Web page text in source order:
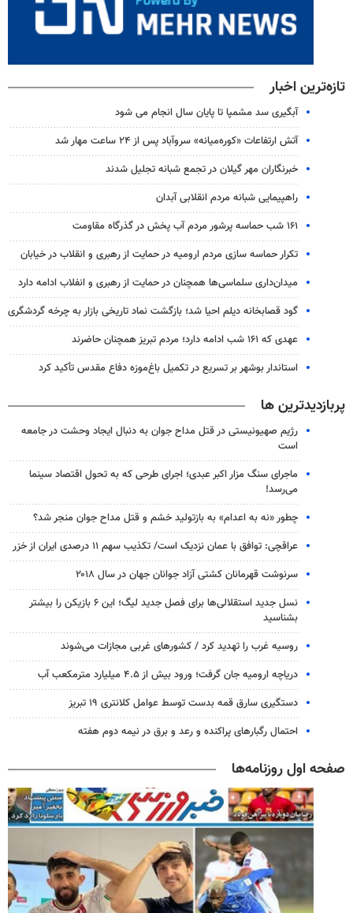
تازه‌ترین اخبار
آبگیری سد مشمپا تا پایان سال انجام می شود
آتش ارتفاعات «کوره‌میانه» سروآباد پس از ۲۴ ساعت مهار شد
خبرنگاران مهر گیلان در تجمع شبانه تجلیل شدند
راهپیمایی شبانه مردم انقلابی آبدان
۱۶۱ شب حماسه پرشور مردم آب پخش در گذرگاه مقاومت
تکرار حماسه سازی مردم ارومیه در حمایت از رهبری و انقلاب در خیابان
میدان‌داری سلماسی‌ها همچنان در حمایت از رهبری‌ و انفلاب ادامه دارد
گود قصابخانه دیلم احیا شد؛ بازگشت نماد تاریخی بازار به چرخه گردشگری
عهدی که ۱۶۱ شب ادامه دارد؛ مردم تبریز همچنان حاضرند
استاندار بوشهر بر تسریع در تکمیل باغ‌موزه دفاع مقدس تأکید کرد
پربازدیدترین ها
رژیم صهیونیستی در قتل مداح جوان به دنبال ایجاد وحشت در جامعه
است
ماجرای سنگ مزار اکبر عبدی؛ اجرای طرحی که به تحول اقتصاد سینما
می‌رسد!
چطور «نه به اعدام» به بازتولید خشم و قتل مداح جوان منجر شد؟
عراقچی: توافق با عمان نزدیک است/ تکذیب سهم ۱۱ درصدی ایران از خزر
سرنوشت قهرمانان کشتی آزاد جوانان جهان در سال ۲۰۱۸
نسل جدید استقلالی‌ها برای فصل جدید لیگ؛ این ۶ بازیکن را بیشتر
بشناسید
روسیه غرب را تهدید کرد / کشورهای غربی مجازات می‌شوند
دریاچه ارومیه جان گرفت؛ ورود بیش از ۴.۵ میلیارد مترمکعب آب
دستگیری سارق قمه بدست توسط عوامل کلانتری ۱۹ تبریز
احتمال رگبارهای پراکنده و رعد و برق در نیمه دوم هفته
صفحه اول روزنامه‌ها